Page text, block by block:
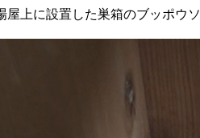
上に設置した巣箱のブッポウソ